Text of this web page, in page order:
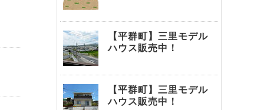
【平群町】三里モデル
ハウス販売中！
【平群町】三里モデル
ハウス販売中！